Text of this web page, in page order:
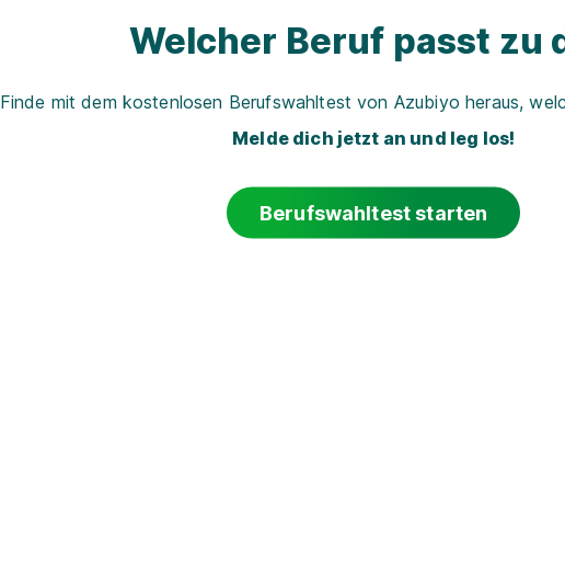
Welcher Beruf passt zu
Finde mit dem kostenlosen Berufswahltest von Azubiyo heraus,
Melde dich jetzt an und leg los!
Berufswahltest starten